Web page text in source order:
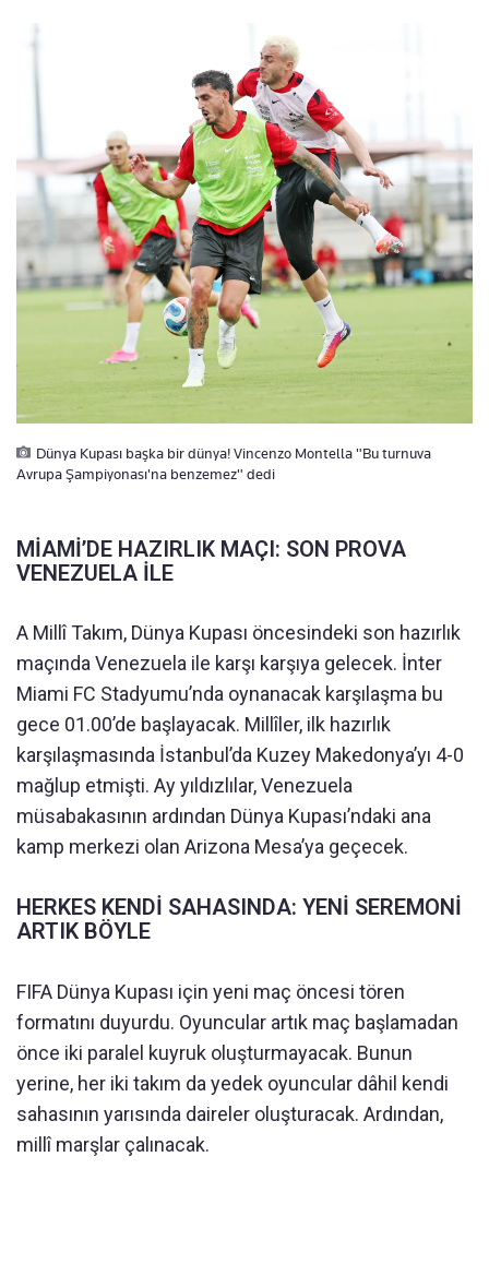
Dünya Kupası başka bir dünya! Vincenzo Montella "Bu turnuva
Avrupa Şampiyonası'na benzemez" dedi
MİAMİ’DE HAZIRLIK MAÇI: SON PROVA
VENEZUELA İLE
A Millî Takım, Dünya Kupası öncesindeki son hazırlık
maçında Venezuela ile karşı karşıya gelecek. İnter
Miami FC Stadyumu’nda oynanacak karşılaşma bu
gece 01.00’de başlayacak. Millîler, ilk hazırlık
karşılaşmasında İstanbul’da Kuzey Makedonya’yı 4-0
mağlup etmişti. Ay yıldızlılar, Venezuela
müsabakasının ardından Dünya Kupası’ndaki ana
kamp merkezi olan Arizona Mesa’ya geçecek.
HERKES KENDİ SAHASINDA: YENİ SEREMONİ
ARTIK BÖYLE
FIFA Dünya Kupası için yeni maç öncesi tören
formatını duyurdu. Oyuncular artık maç başlamadan
önce iki paralel kuyruk oluşturmayacak. Bunun
yerine, her iki takım da yedek oyuncular dâhil kendi
sahasının yarısında daireler oluşturacak. Ardından,
millî marşlar çalınacak.